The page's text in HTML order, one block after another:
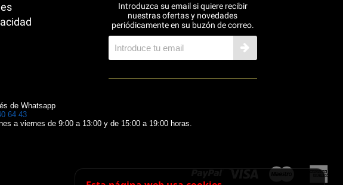
Introduzca su email si quiere recibir
nuestras ofertas y novedades
periódicamente en su buzón de correo.
de Whatsapp
64 43
a viernes de 9:00 a 13:00 y de 15:00 a 19:00 horas.